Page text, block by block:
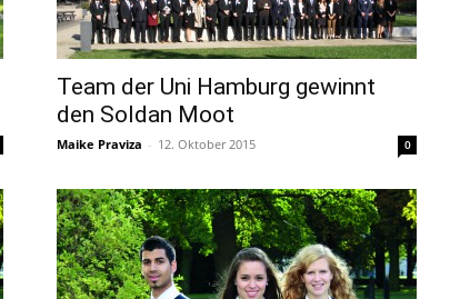
Team der Uni Hamburg gewinnt
den Soldan Moot
Maike Praviza - 12. Oktober 2015 0